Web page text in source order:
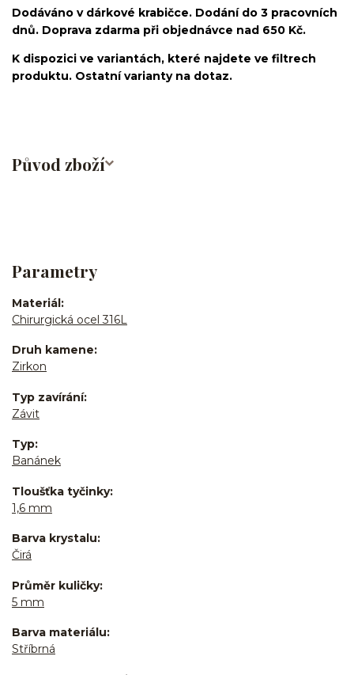
Dodáváno v dárkové krabičce. Dodání do 3 pracovních
dnů. Doprava zdarma při objednávce nad 650 Kč.
K dispozici ve variantách, které najdete ve filtrech
produktu. Ostatní varianty na dotaz.
Původ zboží
Parametry
Materiál
Chirurgická ocel 316L
Druh kamene
Zirkon
Typ zavírání
Závit
Typ
Banánek
Tloušťka tyčinky
1,6 mm
Barva krystalu
Čirá
Průměr kuličky
5 mm
Barva materiálu
Stříbrná